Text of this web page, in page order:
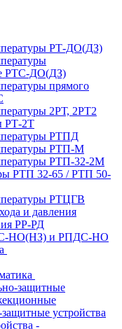
РТ-ДО(ДЗ)
РТС-ДО(ДЗ)
прямого
2РТ, 2РT2
РТ-2Т
РТПД
РТП-M
РТП-32-2М
РТП 32-65 / РТП 50-
РТЦГВ
и давления
РР-РД
НО(НЗ) и РПДС-НО
защитные
устройства
-